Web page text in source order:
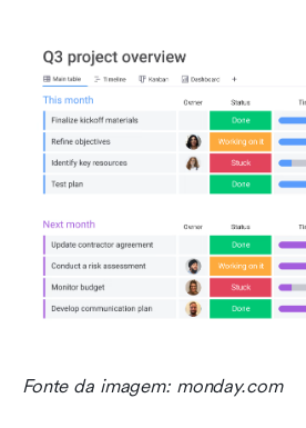
Fonte da imagem: monday.com